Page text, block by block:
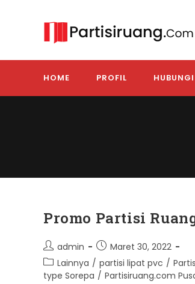
HOME PROFIL
Promo Partisi
Post
author:
admin
Post
published:
Maret 30, 2022
Post
category:
Lainnya / partisi lipat pvc /
type Sorepa / Partisiruang.com